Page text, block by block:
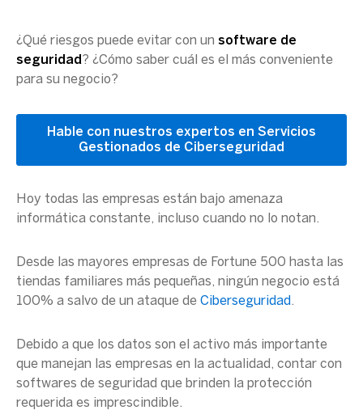
¿Qué riesgos puede evitar con un software de
seguridad? ¿Cómo saber cuál es el más conveniente
para su negocio?
Hable con nuestros expertos en Servicios
Gestionados de Ciberseguridad
Hoy todas las empresas están bajo amenaza
informática constante, incluso cuando no lo notan.
Desde las mayores empresas de Fortune 500 hasta las
tiendas familiares más pequeñas, ningún negocio está
100% a salvo de un ataque de Ciberseguridad.
Debido a que los datos son el activo más importante
que manejan las empresas en la actualidad, contar con
softwares de seguridad que brinden la protección
requerida es imprescindible.